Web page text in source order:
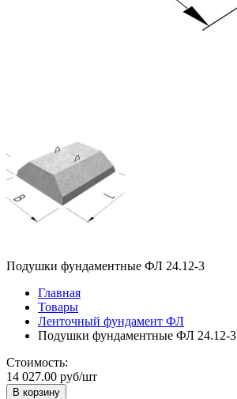
Подушки фундаментные ФЛ 24.12-3
Главная
Товары
Ленточный фундамент ФЛ
Подушки фундаментные ФЛ 24.12-3
Стоимость:
14 027.00 руб/шт
В корзину